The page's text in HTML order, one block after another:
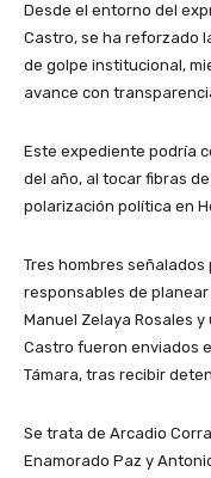
Desde el entorno del
Castro, se ha reforzado
de golpe institucional,
avance con
Este expediente podría
del año, al tocar fibras
polarización política en
Tres hombres
responsables de
Manuel Zelaya Rosales
Castro fueron enviados
Támara, tras recibir
Se trata de Arcadio
Enamorado Paz y